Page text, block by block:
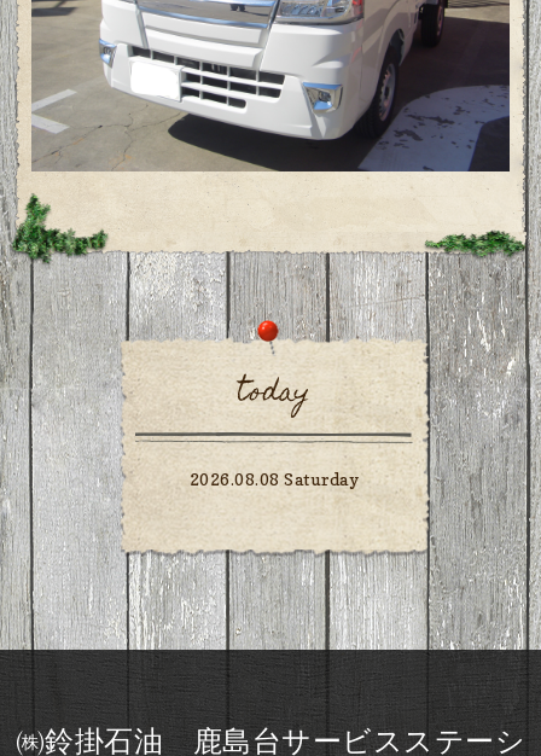
today
2026.08.08 Saturday
㈱鈴掛石油 鹿島台サービスステーシ